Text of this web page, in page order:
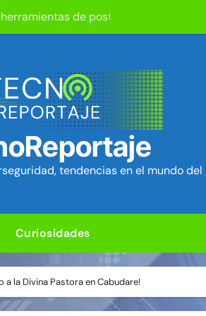
(OVSwrap) con exploit activo afecta
~ Segu-Info
SQL como root (extra:
pocos ingredientes
los servicios de agua en
permite robar ~1.400 btc ~ Segu-
tendencias en el mundo
Curiosidades
a la Divina Pastora en Cabudare!